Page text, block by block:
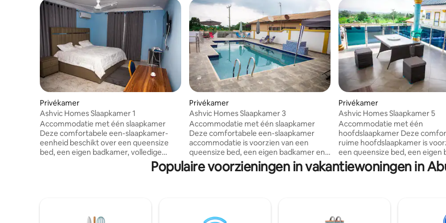
Privékamer
Ashvic Homes Slaapkamer 1
Accommodatie met één slaapkamer
Deze comfortabele een-slaapkamer-
eenheid beschikt over een queensize
bed, een eigen badkamer, volledige
plafondventilator en wifi. De kamer is
waaronder een volledig uitgeruste
Privékamer
Ashvic Homes Slaapkamer 3
Accommodatie met één slaapkamer
Deze comfortabele een-slaapkamer
accommodatie is voorzien van een
queensize bed, een eigen badkamer en
volledige airconditioning met een
plafondventilator. De kamer is voorzien
volledig uitgeruste keuken, een eethoek
Privékamer
Ashvic Homes Slaapkamer 5
Accommodatie met één
hoofdslaapkamer Deze
ruime hoofdslaapkamer is
een queensize bed, een eigen
en volledige airconditioning
plafondventilator. De kamer is
gedeelde faciliteiten,
volledig uitgeruste keuken, een
Populaire voorzieningen in vakantiewoningen in